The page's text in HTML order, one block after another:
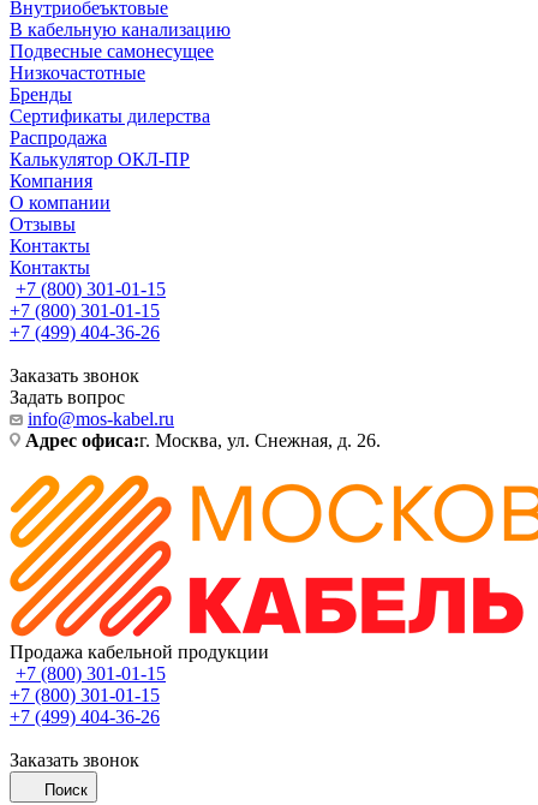
Внутриобеъктовые
В кабельную канализацию
Подвесные самонесущее
Низкочастотные
Бренды
Сертификаты дилерства
Распродажа
Калькулятор ОКЛ-ПР
Компания
О компании
Отзывы
Контакты
Контакты
+7 (800) 301-01-15
+7 (800) 301-01-15
+7 (499) 404-36-26
Заказать звонок
Задать вопрос
info@mos-kabel.ru
Адрес офиса:г. Москва, ул. Снежная, д. 26.
Продажа кабельной продукции
+7 (800) 301-01-15
+7 (800) 301-01-15
+7 (499) 404-36-26
Заказать звонок
Поиск